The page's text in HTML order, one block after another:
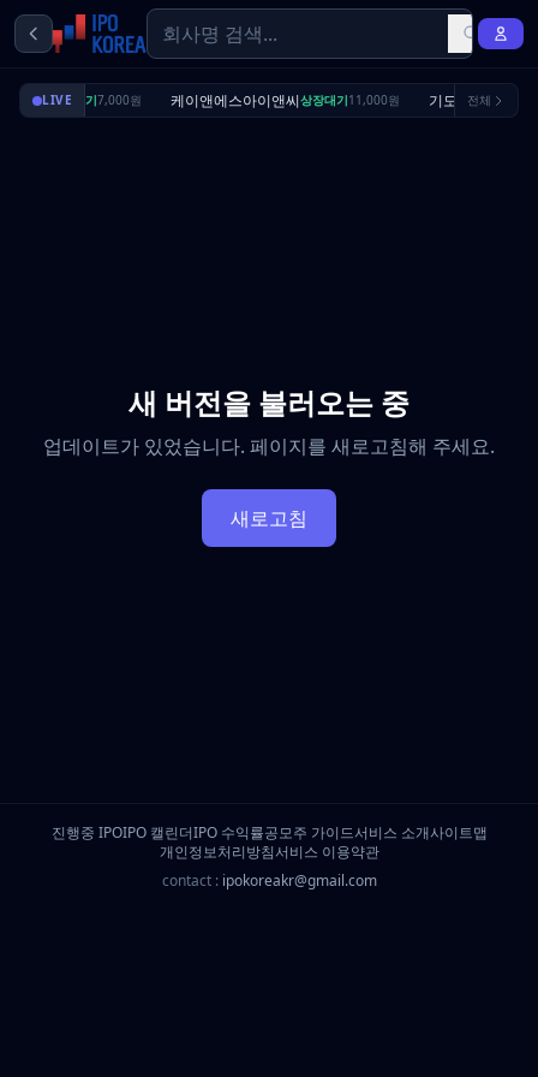
LIVE
리셔스상장대기7,000원 케이앤에스아이앤씨상장대기11,000원 기도산업수요예측
전체
새 버전을 불러오는 중
업데이트가 있었습니다. 페이지를 새로고침해 주세요.
새로고침
진행중 IPOIPO 캘린더IPO 수익률공모주 가이드서비스 소개사이트맵
개인정보처리방침서비스 이용약관
contact : ipokoreakr@gmail.com